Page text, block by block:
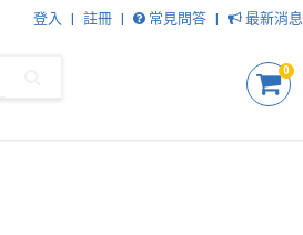
登入 註冊 常見問答 最新消息
0